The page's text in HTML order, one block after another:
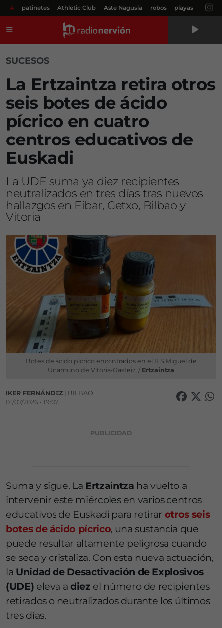
# patinetes Athletic Club Aste Nagusia robos playas
SUCESOS
La Ertzaintza retira otros
seis botes de ácido
pícrico en cuatro
centros educativos de
Euskadi
La UDE suma ya diez recipientes
neutralizados en tres días tras nuevos
hallazgos en Eibar, Getxo, Bilbao y
Vitoria
Botes de ácido pícrico encontrados en el IES Miguel de
Unamuno de Vitoria-Gasteiz. / Ertzaintza
IKER FERNÁNDEZ | BILBAO
01/07/2026 • 19:07
PUBLICIDAD
Suma y sigue. La Ertzaintza ha vuelto a
intervenir este miércoles en varios centros
educativos de Euskadi para retirar otros seis
botes de ácido pícrico, una sustancia que
puede resultar altamente peligrosa cuando
se seca y cristaliza. Con esta nueva actuación,
la Unidad de Desactivación de Explosivos
(UDE) eleva adiez el número de recipientes
retirados o neutralizados durante los últimos
tres días.